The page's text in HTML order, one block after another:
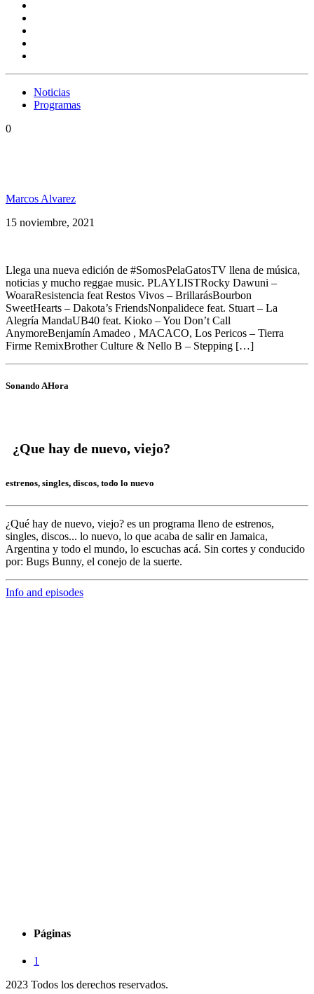
Noticias
Programas
0
Marcos Alvarez
15 noviembre, 2021
Llega una nueva edición de #SomosPelaGatosTV llena de música,
noticias y mucho reggae music. PLAYLISTRocky Dawuni –
WoaraResistencia feat Restos Vivos – BrillarásBourbon
SweetHearts – Dakota’s FriendsNonpalidece feat. Stuart – La
Alegría MandaUB40 feat. Kioko – You Don’t Call
AnymoreBenjamín Amadeo , MACACO, Los Pericos – Tierra
Firme RemixBrother Culture & Nello B – Stepping […]
Sonando AHora
¿Que hay de nuevo, viejo?
estrenos, singles, discos, todo lo nuevo
¿Qué hay de nuevo, viejo? es un programa lleno de estrenos,
singles, discos... lo nuevo, lo que acaba de salir en Jamaica,
Argentina y todo el mundo, lo escuchas acá. Sin cortes y conducido
por: Bugs Bunny, el conejo de la suerte.
Info and episodes
Páginas
1
2023 Todos los derechos reservados.